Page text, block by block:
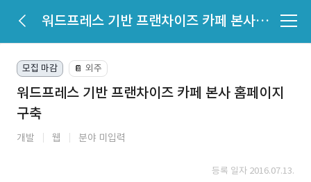
워드프레스 기반 프랜차이즈 카페 본사 홈페이지 구축
모집 마감 📔 외주
워드프레스 기반 프랜차이즈 카페 본사 홈페이지
구축
개발 웹 분야 미입력
등록 일자 2016.07.13.